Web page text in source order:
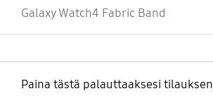
Galaxy Watch4 Fabric Band
Paina tästä palauttaaksesi tilauksen